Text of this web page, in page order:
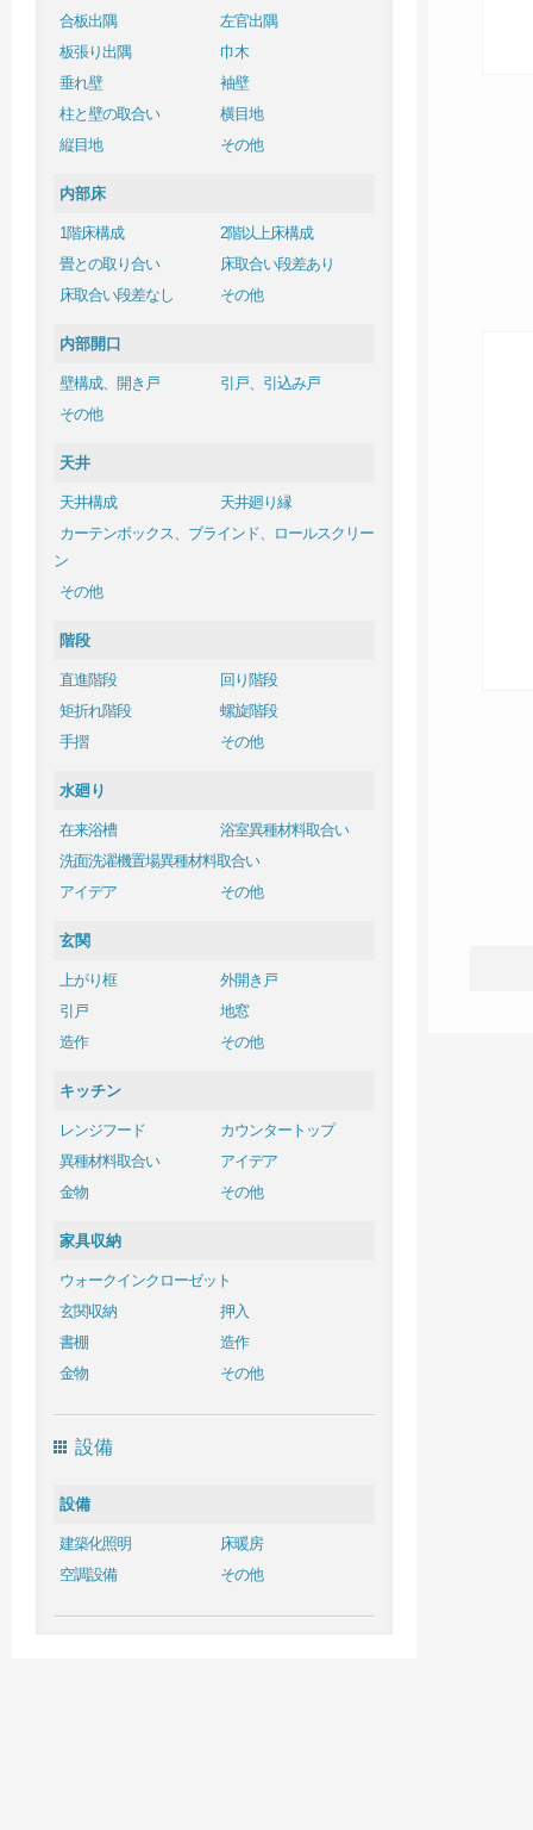
合板出隅
左官出隅
板張り出隅
巾木
垂れ壁
袖壁
柱と壁の取合い
横目地
縦目地
その他
内部床
1階床構成
2階以上床構成
畳との取り合い
床取合い段差あり
床取合い段差なし
その他
内部開口
壁構成、開き戸
引戸、引込み戸
その他
天井
天井構成
天井廻り縁
カーテンボックス、ブラインド、ロールスクリー
ン
その他
階段
直進階段
回り階段
矩折れ階段
螺旋階段
手摺
その他
水廻り
在来浴槽
浴室異種材料取合い
洗面洗濯機置場異種材料取合い
アイデア
その他
玄関
上がり框
外開き戸
引戸
地窓
造作
その他
キッチン
レンジフード
カウンタートップ
異種材料取合い
アイデア
金物
その他
家具収納
ウォークインクローゼット
玄関収納
押入
書棚
造作
金物
その他
設備
設備
建築化照明
床暖房
空調設備
その他